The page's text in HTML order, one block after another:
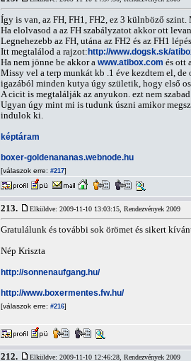
Így is van, az FH, FH1, FH2, ez 3 külnböző szint.
Ha elolvasod a az FH szabályzatot akkor ott
Legnehezebb az FH, utána az FH2 és az FH1
Itt megtalálod a rajzot:http://www.dogsk.sk/
Ha nem jönne be akkor a www.atibox.com és ott
Missy vel a terp munkát kb .1 éve kezdtem el,
igazából minden kutya úgy születik, hogy első
A cicit is megtalálják az anyukon. ezt nem
Ugyan úgy mint mi is tudunk úszni amikor
indulok ki.
képtáram
boxer-goldenananas.webnode.hu
[válaszok erre: #217]
213. Elküldve: 2009-11-10 13:03:15, Rendezvények 2009
Gratulálunk és további sok örömet és sikert
Nép Kriszta
http://sonnenaufgang.hu/
http://www.boxermentes.fw.hu/
[válaszok erre: #216]
212. Elküldve: 2009-11-10 12:46:28, Rendezvények 2009